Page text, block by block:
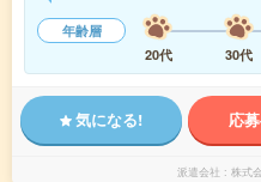
年齢層
20代
30代
気になる! 応
派遣会社 株式